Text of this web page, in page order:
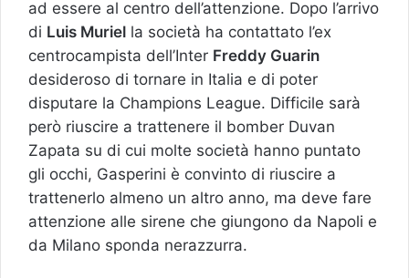
ad essere al centro dell’attenzione. Dopo l’arrivo
di Luis Muriel la società ha contattato l’ex
centrocampista dell’Inter Freddy Guarin
desideroso di tornare in Italia e di poter
disputare la Champions League. Difficile sarà
però riuscire a trattenere il bomber Duvan
Zapata su di cui molte società hanno puntato
gli occhi, Gasperini è convinto di riuscire a
trattenerlo almeno un altro anno, ma deve fare
attenzione alle sirene che giungono da Napoli e
da Milano sponda nerazzurra.